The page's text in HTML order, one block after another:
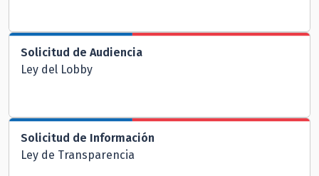
Solicitud de Audiencia
Ley del Lobby
Solicitud de Información
Ley de Transparencia